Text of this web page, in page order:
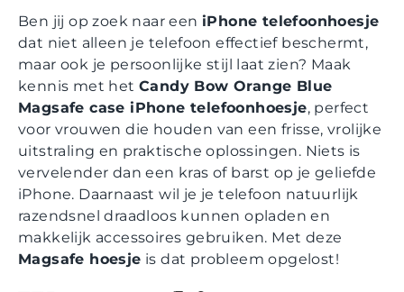
Ben jij op zoek naar een iPhone telefoonhoesje
dat niet alleen je telefoon effectief beschermt,
maar ook je persoonlijke stijl laat zien? Maak
kennis met het Candy Bow Orange Blue
Magsafe case iPhone telefoonhoesje, perfect
voor vrouwen die houden van een frisse, vrolijke
uitstraling en praktische oplossingen. Niets is
vervelender dan een kras of barst op je geliefde
iPhone. Daarnaast wil je je telefoon natuurlijk
razendsnel draadloos kunnen opladen en
makkelijk accessoires gebruiken. Met deze
Magsafe hoesje is dat probleem opgelost!